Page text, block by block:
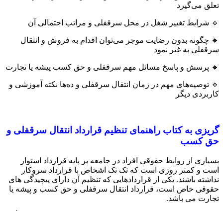
تعلق می‌گیرد
🔹 شرایط تغییر شغل در محل سرقفلی و مراتب احتمالی آن
🔹 چگونه بدون رضایت موجر می‌توان اقدام به فروش و انتقال
سرقفلی به غیر نمود
🔹 پرسش و پاسخ مسائل مهم سرقفلی و حق کسب پیشه یا تجارت
🔹 توصیه‌های مهم در زمان انتقال سرقفلی و ده‌ها نکته آموزشی و
کاربردی دیگر
گریزی به کتاب راهنمای تنظیم قرارداد انتقال سرقفلی و
حق کسب
بسیاری از روابط حقوقی افراد در جامعه بر پایه قرارداد استوار
است و کمتر روزی است که تک تک اشخاص با قرارداد سروکار
نداشته باشند. یکی از قراردادهایی که تنظیم آن دارای پیچیدگی های
حقوقی خاص است، قرارداد انتقال سرقفلی و حق کسب و پیشه یا
تجارت می باشد.